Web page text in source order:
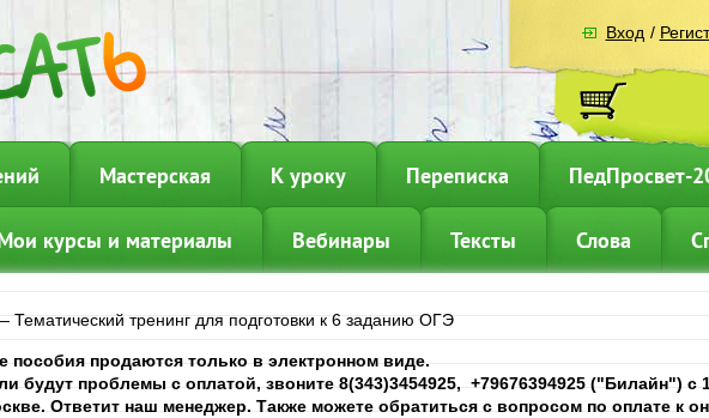
Вход /
Мастерская К уроку Переписка ПедПросвет-
курсы и материалы Вебинары Тексты Слова
Тематический тренинг для подготовки к 6 заданию ОГЭ
пособия продаются только в электронном виде.
будут проблемы с оплатой, звоните 8(343)3454925, +79676394925 ("Билайн") с
Ответит наш менеджер. Также можете обратиться с вопросом по оплате к